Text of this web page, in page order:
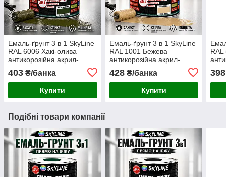
Емаль-ґрунт 3 в 1 SkyLine
RAL 6006 Хакі-олива —
антикорозійна акрил-
поліуретанова фарба по
металу без запаху, 0.9 кг
403 ₴/банка
Купити
Емаль-ґрунт 3 в 1 SkyLine
RAL 1001 Бежева —
антикорозійна акрил-
поліуретанова фарба по
металу без запаху, 0.9 кг
428₴/банка
Купити
RAL
398
Подібні товари компанії